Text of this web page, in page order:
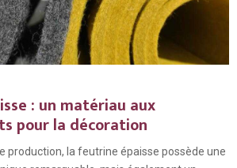
: un matériau aux
pour la décoration
production, la feutrine épaisse possède une